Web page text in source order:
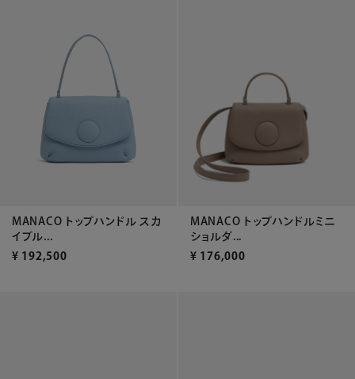
MANACO トップハンドル スカ
イブル...
¥ 192,500
MANACO トップハンドルミニ
ショルダ...
¥ 176,000